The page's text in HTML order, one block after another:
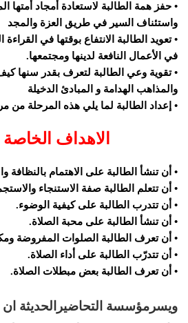
• حفز همة الطالبة لاستعادة أمجاد أمتها
واستئناف السير في طريق العزة والمجد
• تعويد الطالبة الانتفاع بوقتها في
في الأعمال النافعة لدينها ومجتمعها.
• تقوية وعي الطالبة لتعرف بقدر سنها
والمذاهب الهدامة و المبادئ الدخيلة
• إعداد الطالبة لما يلي هذه المرحلة من
الاهداف الخاصة
• أن تنشأ الطالبة على الاهتمام
• أن تتعلم الطالبة صفة الاستنجاء
• أن تتدرب الطالبة على كيفية الوضوء.
• أن تنشأ الطالبة على محبة الصلاة.
• أن تعرف الطالبة الصلوات المفروضة
• أن تتدرّب الطالبة على أداء الصلاة.
• أن تعرف الطالبة بعض مبطلات الصلاة.
ويسرمؤسسة التحاضيرالحديثة ان